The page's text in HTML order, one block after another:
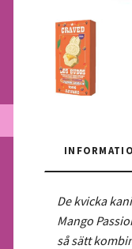
De kvicka
Mango
så sätt